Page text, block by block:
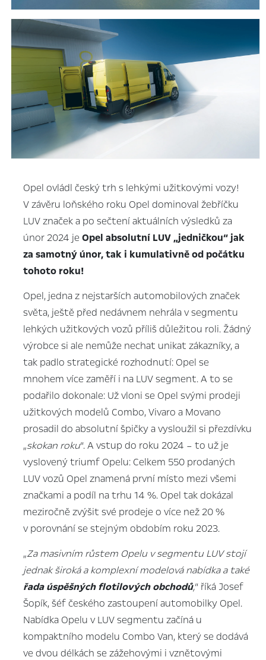
Opel ovládl český trh s lehkými užitkovými vozy!
V závěru loňského roku Opel dominoval žebříčku
LUV značek a po sečtení aktuálních výsledků za
únor 2024 je Opel absolutní LUV „jedničkou“ jak
za samotný únor, tak i kumulativně od počátku
tohoto roku!
Opel, jedna z nejstarších automobilových značek
světa, ještě před nedávnem nehrála v segmentu
lehkých užitkových vozů příliš důležitou roli. Žádný
výrobce si ale nemůže nechat unikat zákazníky, a
tak padlo strategické rozhodnutí: Opel se
mnohem více zaměří i na LUV segment. A to se
podařilo dokonale: Už vloni se Opel svými prodeji
užitkových modelů Combo, Vivaro a Movano
prosadil do absolutní špičky a vysloužil si přezdívku
„skokan roku“. A vstup do roku 2024 – to už je
vyslovený triumf Opelu: Celkem 550 prodaných
LUV vozů Opel znamená první místo mezi všemi
značkami a podíl na trhu 14 %. Opel tak dokázal
meziročně zvýšit své prodeje o více než 20 %
v porovnání se stejným obdobím roku 2023.
„Za masivním růstem Opelu v segmentu LUV stojí
jednak široká a komplexní modelová nabídka a také
řada úspěšných flotilových obchodů,“ říká Josef
Šopík, šéf českého zastoupení automobilky Opel.
Nabídka Opelu v LUV segmentu začíná u
kompaktního modelu Combo Van, který se dodává
ve dvou délkách se zážehovými i vznětovými